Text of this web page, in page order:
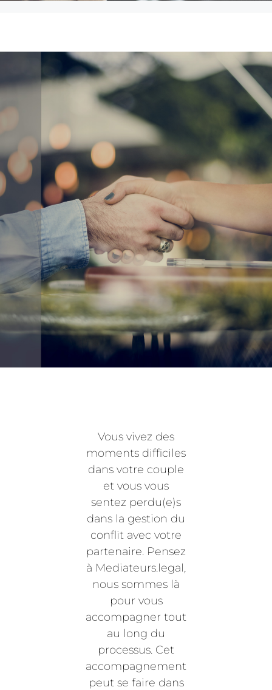
Vous vivez des
moments difficiles
dans votre couple
et vous vous
sentez perdu(e)s
dans la gestion du
conflit avec votre
partenaire. Pensez
à Mediateurs.legal,
nous sommes là
pour vous
accompagner tout
au long du
processus. Cet
accompagnement
peut se faire dans